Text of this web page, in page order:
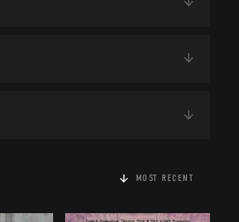
MOST RECENT